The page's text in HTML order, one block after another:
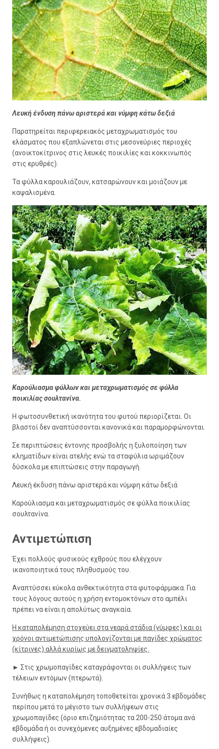
Λευκή ένδυση πάνω αριστερά και νύμφη κάτω δεξιά
Παρατηρείται περιφερειακός μεταχρωματισμός του
ελάσματος που εξαπλώνεται στις μεσονεύριες περιοχές
(ανοικτοκίτρινος στις λευκές ποικιλίες και κοκκινωπός
στις ερυθρές).
Τα φύλλα καρουλιάζουν, κατσαρώνουν και μοιάζουν με
καψαλισμένα.
Καρούλιασμα φύλλων και μεταχρωματισμός σε φύλλα
ποικιλίας σουλτανίνα.
Η φωτοσυνθετική ικανότητα του φυτού περιορίζεται. Οι
βλαστοί δεν αναπτύσσονται κανονικά και παραμορφώνονται.
Σε περιπτώσεις έντονης προσβολής η ξυλοποίηση των
κληματίδων είναι ατελής ενώ τα σταφύλια ωριμάζουν
δύσκολα με επιπτώσεις στην παραγωγή.
Λευκή έκδυση πάνω αριστερά και νύμφη κάτω δεξιά
Καρούλιασμα και μεταχρωματισμός σε φύλλα ποικιλίας
σουλτανίνα.
Αντιμετώπιση
Έχει πολλούς φυσικούς εχθρούς που ελέγχουν
ικανοποιητικά τους πληθυσμούς του.
Αναπτύσσει εύκολα ανθεκτικότητα στα φυτοφάρμακα. Για
τους λόγους αυτούς η χρήση εντομοκτόνων στο αμπέλι
πρέπει να είναι η απολύτως αναγκαία.
Η καταπολέμηση στοχεύει στα νεαρά στάδια (νύμφες) και οι
χρόνοι αντιμετώπισης υπολογίζονται με παγίδες χρώματος
(κίτρινες) αλλά κυρίως με δειγματοληψίες.
► Στις χρωμοπαγίδες καταγράφονται οι συλλήψεις των
τέλειων εντόμων (πτερωτά).
Συνήθως η καταπολέμηση τοποθετείται χρονικά 3 εβδομάδες
περίπου μετά το μέγιστο των συλλήψεων στις
χρωμοπαγίδες (όριο επιζημιότητας τα 200-250 άτομα ανά
εβδομάδα ή οι συνεχόμενες αυξημένες εβδομαδιαίες
συλλήψεις).